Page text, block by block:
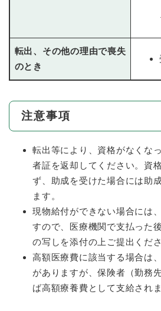
転出、その他の理由で喪失
のとき
注意事項
転出等により、資格がなくな
者証を返却してください。資
ず、助成を受けた場合には助
ます。
現物給付ができない場合には
すので、医療機関で支払った
の写しを添付の上ご提出くださ
高額医療費に該当する場合は
がありますが、保険者（勤務
ば高額療養費として支給されま